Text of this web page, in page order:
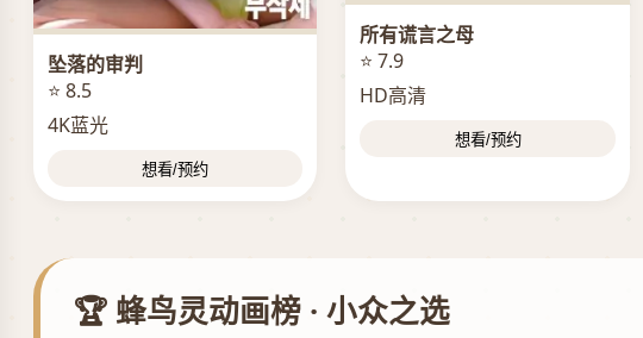
坠落的审判
⭐ 8.5
4K蓝光
想看/预约
所有谎言之母
⭐ 7.9
HD高清
想看/预约
🏆 蜂鸟灵动画榜 · 小众之选